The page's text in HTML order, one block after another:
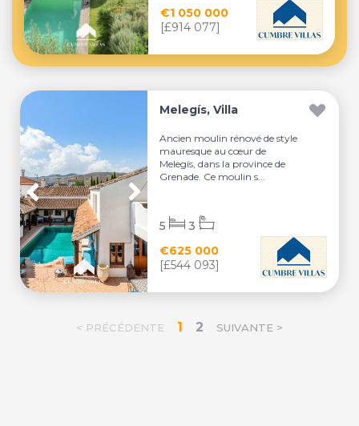
€1 050 000
[£914 077]
Melegís, Villa
Ancien moulin rénové de style
mauresque au cœur de
Melegís, dans la province de
Grenade. Ce moulin s...
€625 000
[£544 093]
5 3
< PRÉCÉDENTE 1 2 SUIVANTE >